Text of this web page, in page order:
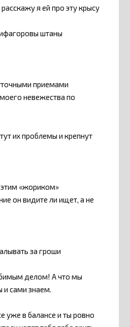
я ей про эту крысу
штаны
приемами
невежества по
их проблемы и крепнут
этим «жориком»
он видите ли ищет, а не
за гроши
делом! А что мы
сами знаем.
уже в балансе и ты ровно